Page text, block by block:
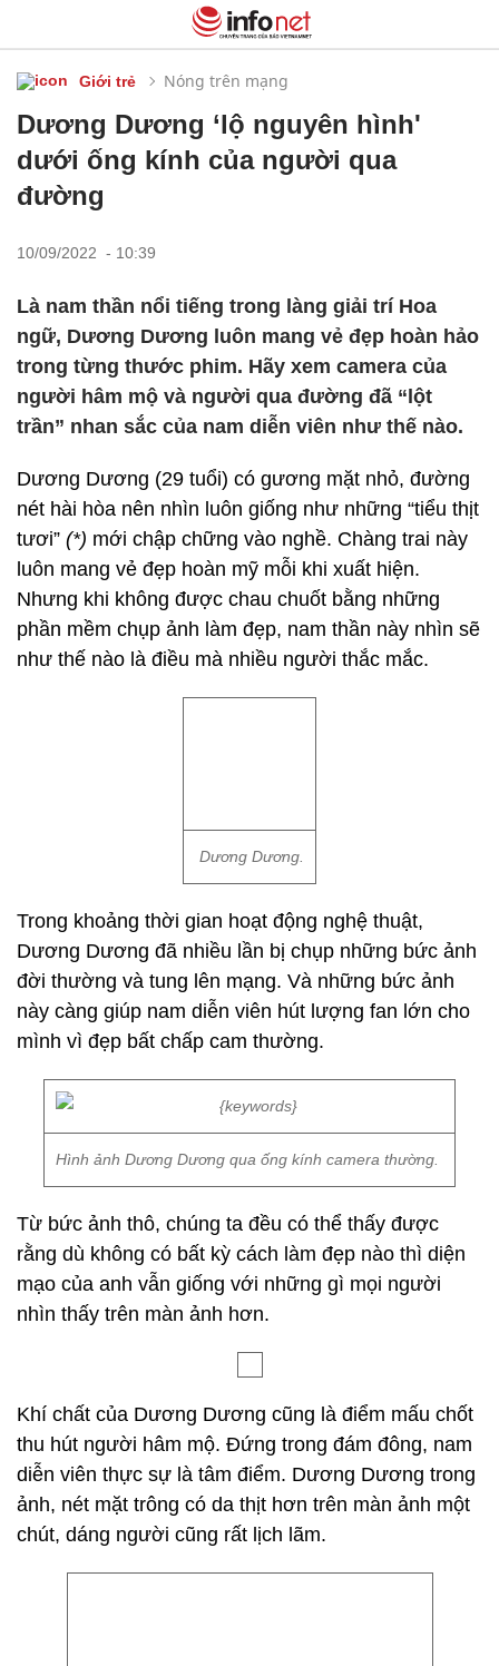
Giới trẻ Nóng trên mạng
Dương Dương ‘lộ nguyên hình'
dưới ống kính của người qua
đường
10/09/2022 - 10:39
Là nam thần nổi tiếng trong làng giải trí Hoa
ngữ, Dương Dương luôn mang vẻ đẹp hoàn hảo
trong từng thước phim. Hãy xem camera của
người hâm mộ và người qua đường đã “lột
trần” nhan sắc của nam diễn viên như thế nào.
Dương Dương (29 tuổi) có gương mặt nhỏ, đường
nét hài hòa nên nhìn luôn giống như những “tiểu thịt
tươi” (*) mới chập chững vào nghề. Chàng trai này
luôn mang vẻ đẹp hoàn mỹ mỗi khi xuất hiện.
Nhưng khi không được chau chuốt bằng những
phần mềm chụp ảnh làm đẹp, nam thần này nhìn sẽ
như thế nào là điều mà nhiều người thắc mắc.
Dương Dương.
Trong khoảng thời gian hoạt động nghệ thuật,
Dương Dương đã nhiều lần bị chụp những bức ảnh
đời thường và tung lên mạng. Và những bức ảnh
này càng giúp nam diễn viên hút lượng fan lớn cho
mình vì đẹp bất chấp cam thường.
Hình ảnh Dương Dương qua ống kính camera thường.
Từ bức ảnh thô, chúng ta đều có thể thấy được
rằng dù không có bất kỳ cách làm đẹp nào thì diện
mạo của anh vẫn giống với những gì mọi người
nhìn thấy trên màn ảnh hơn.
Khí chất của Dương Dương cũng là điểm mấu chốt
thu hút người hâm mộ. Đứng trong đám đông, nam
diễn viên thực sự là tâm điểm. Dương Dương trong
ảnh, nét mặt trông có da thịt hơn trên màn ảnh một
chút, dáng người cũng rất lịch lãm.